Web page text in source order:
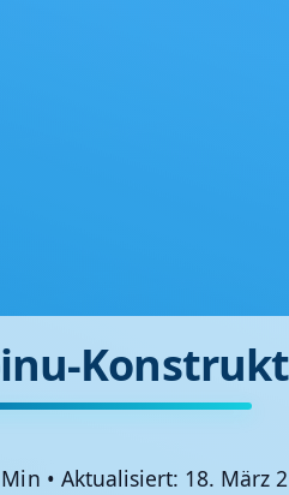
• Aktualisiert: 18. März